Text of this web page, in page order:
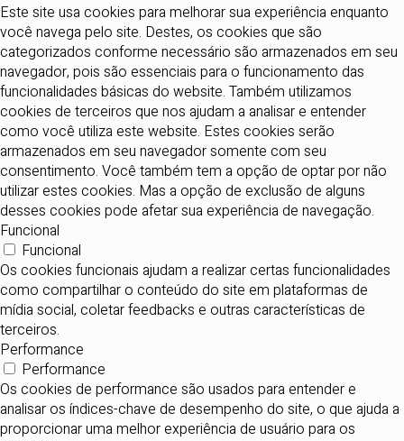
Este site usa cookies para melhorar sua experiência enquanto
você navega pelo site. Destes, os cookies que são
categorizados conforme necessário são armazenados em seu
navegador, pois são essenciais para o funcionamento das
funcionalidades básicas do website. Também utilizamos
cookies de terceiros que nos ajudam a analisar e entender
como você utiliza este website. Estes cookies serão
armazenados em seu navegador somente com seu
consentimento. Você também tem a opção de optar por não
utilizar estes cookies. Mas a opção de exclusão de alguns
desses cookies pode afetar sua experiência de navegação.
Funcional
Funcional
Os cookies funcionais ajudam a realizar certas funcionalidades
como compartilhar o conteúdo do site em plataformas de
mídia social, coletar feedbacks e outras características de
terceiros.
Performance
Performance
Os cookies de performance são usados para entender e
analisar os índices-chave de desempenho do site, o que ajuda a
proporcionar uma melhor experiência de usuário para os